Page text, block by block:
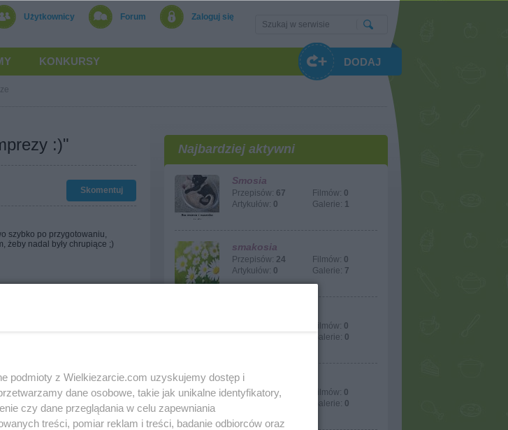
Użytkownicy Forum Zaloguj się
KONKURSY DODAJ
:)"
Skomentuj
szybko po przygotowaniu,
żeby nadal były chrupiące ;)
Najbardziej aktywni
Smosia
Przepisów: 67
Artykułów: 0
Filmów: 0
Galerie: 1
smakosia
Przepisów: 24
Artykułów: 0
Filmów: 0
Galerie: 7
Filmów: 0
Galerie: 0
goplana2
Przepisów:29
Filmów: 0
Galerie: 0
podmioty z Wielkiezarcie.com uzyskujemy dostęp i
dane osobowe, takie jak unikalne identyfikatory,
czy dane przeglądania w celu zapewniania
treści, pomiar reklam i treści, badanie odbiorców oraz